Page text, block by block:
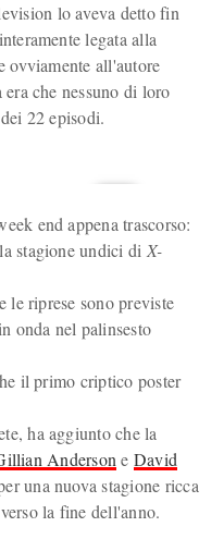
lo aveva detto fin
legata alla
ovviamente all'autore
che nessuno di loro
22 episodi.
end appena trascorso:
stagione undici di X-
le riprese sono previste
onda nel palinsesto
il primo criptico poster
ha aggiunto che la
Anderson e David
una nuova stagione ricca
la fine dell'anno.